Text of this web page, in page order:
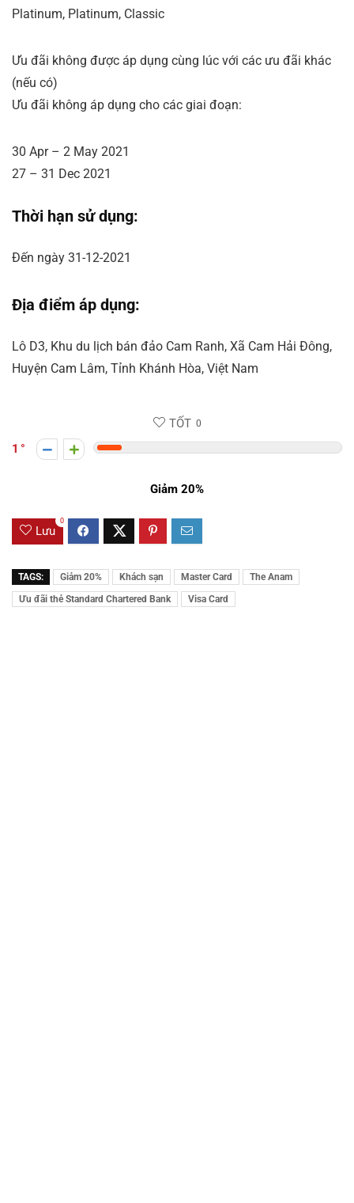
Platinum, Platinum, Classic
Ưu đãi không được áp dụng cùng lúc với các ưu đãi khác
(nếu có)
Ưu đãi không áp dụng cho các giai đoạn:
30 Apr – 2 May 2021
27 – 31 Dec 2021
Thời hạn sử dụng:
Đến ngày 31-12-2021
Địa điểm áp dụng:
Lô D3, Khu du lịch bán đảo Cam Ranh, Xã Cam Hải Đông,
Huyện Cam Lâm, Tỉnh Khánh Hòa, Việt Nam
TỐT 0
1
Giảm 20%
Lưu
0
TAGS: Giảm 20% Khách sạn Master Card
The Anam
Ưu đãi thẻ Standard Chartered Bank
Visa Card